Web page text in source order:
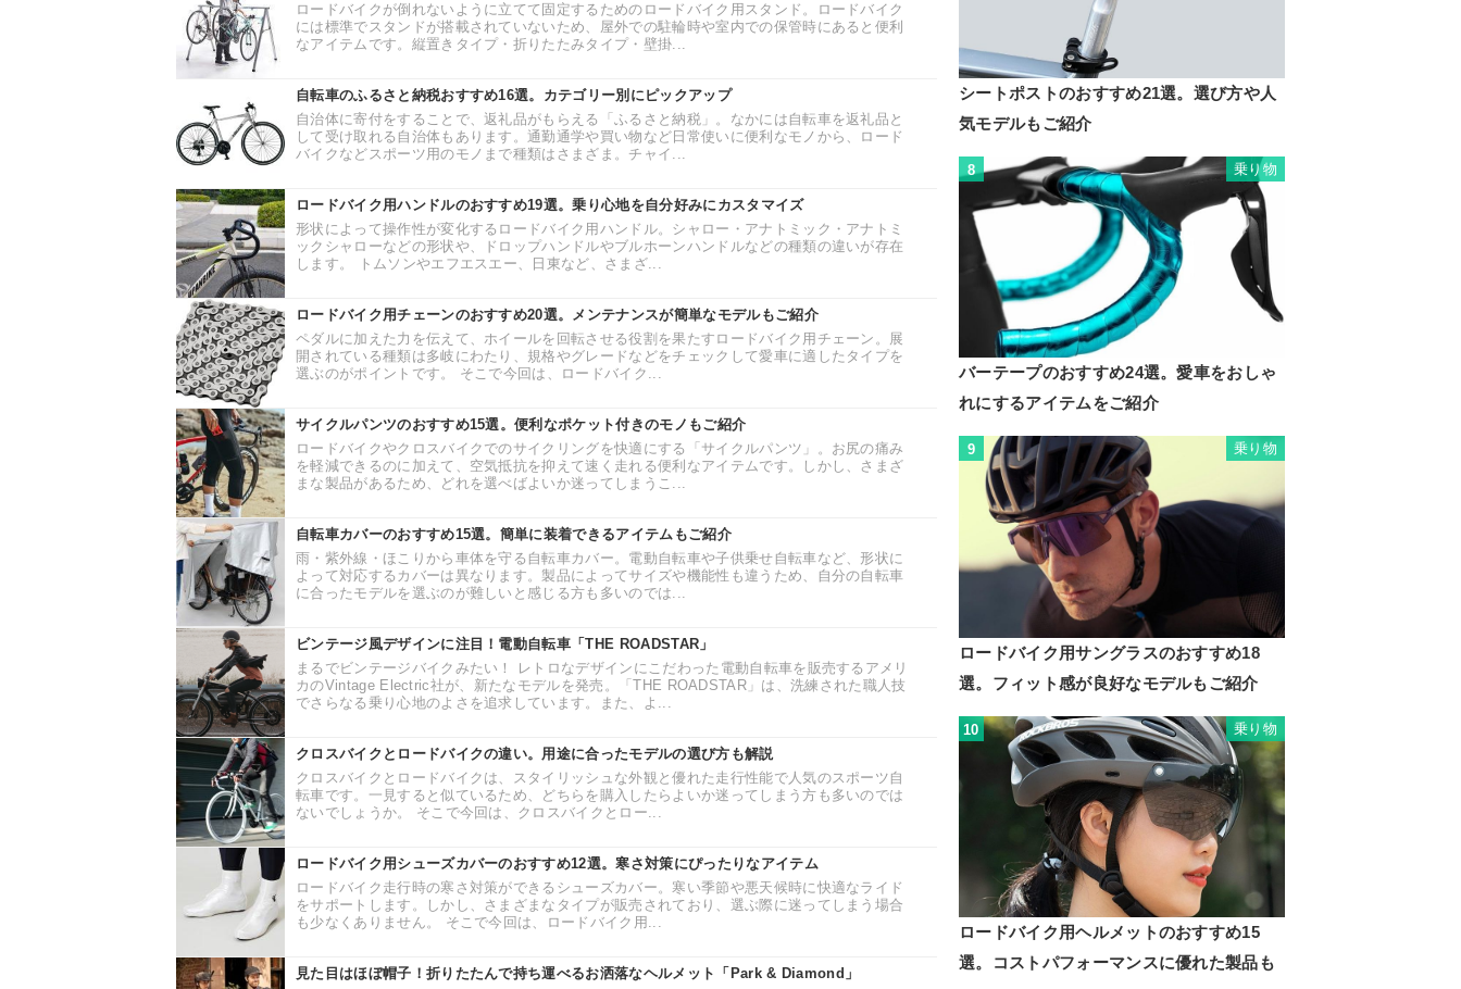
ロードバイクが倒れないように立てて固定するためのロードバイク用スタンド。ロードバイク
には標準でスタンドが搭載されていないため、屋外での駐輪時や室内での保管時にあると便利
なアイテムです。縦置きタイプ・折りたたみタイプ・壁掛...
自転車のふるさと納税おすすめ16選。カテゴリー別にピックアップ
自治体に寄付をすることで、返礼品がもらえる「ふるさと納税」。なかには自転車を返礼品と
して受け取れる自治体もあります。通勤通学や買い物など日常使いに便利なモノから、ロード
バイクなどスポーツ用のモノまで種類はさまざま。チャイ...
ロードバイク用ハンドルのおすすめ19選。乗り心地を自分好みにカスタマイズ
形状によって操作性が変化するロードバイク用ハンドル。シャロー・アナトミック・アナトミ
ックシャローなどの形状や、ドロップハンドルやブルホーンハンドルなどの種類の違いが存在
します。 トムソンやエフエスエー、日東など、さまざ...
ロードバイク用チェーンのおすすめ20選。メンテナンスが簡単なモデルもご紹介
ペダルに加えた力を伝えて、ホイールを回転させる役割を果たすロードバイク用チェーン。展
開されている種類は多岐にわたり、規格やグレードなどをチェックして愛車に適したタイプを
選ぶのがポイントです。 そこで今回は、ロードバイク...
サイクルパンツのおすすめ15選。便利なポケット付きのモノもご紹介
ロードバイクやクロスバイクでのサイクリングを快適にする「サイクルパンツ」。お尻の痛み
を軽減できるのに加えて、空気抵抗を抑えて速く走れる便利なアイテムです。しかし、さまざ
まな製品があるため、どれを選べばよいか迷ってしまうこ...
自転車カバーのおすすめ15選。簡単に装着できるアイテムもご紹介
雨・紫外線・ほこりから車体を守る自転車カバー。電動自転車や子供乗せ自転車など、形状に
よって対応するカバーは異なります。製品によってサイズや機能性も違うため、自分の自転車
に合ったモデルを選ぶのが難しいと感じる方も多いのでは...
ビンテージ風デザインに注目！電動自転車「THE ROADSTAR」
まるでビンテージバイクみたい！ レトロなデザインにこだわった電動自転車を販売するアメリ
カのVintage Electric社が、新たなモデルを発売。「THE ROADSTAR」は、洗練された職人技
でさらなる乗り心地のよさを追求しています。また、よ...
クロスバイクとロードバイクの違い。用途に合ったモデルの選び方も解説
クロスバイクとロードバイクは、スタイリッシュな外観と優れた走行性能で人気のスポーツ自
転車です。一見すると似ているため、どちらを購入したらよいか迷ってしまう方も多いのでは
ないでしょうか。 そこで今回は、クロスバイクとロー...
ロードバイク用シューズカバーのおすすめ12選。寒さ対策にぴったりなアイテム
ロードバイク走行時の寒さ対策ができるシューズカバー。寒い季節や悪天候時に快適なライド
をサポートします。しかし、さまざまなタイプが販売されており、選ぶ際に迷ってしまう場合
も少なくありません。 そこで今回は、ロードバイク用...
見た目はほぼ帽子！折りたたんで持ち運べるお洒落なヘルメット「Park & Diamond」
シートポストのおすすめ21選。選び方や人
気モデルもご紹介
8 乗り物
バーテープのおすすめ24選。愛車をおしゃ
れにするアイテムをご紹介
9 乗り物
ロードバイク用サングラスのおすすめ18
選。フィット感が良好なモデルもご紹介
10 乗り物
ロードバイク用ヘルメットのおすすめ15
選。コストパフォーマンスに優れた製品も